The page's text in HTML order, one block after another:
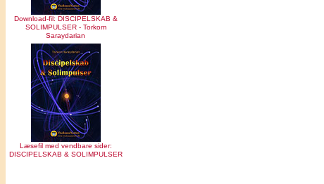
Download-fil: DISCIPELSKAB &
SOLIMPULSER - Torkom
Saraydarian
Læsefil med vendbare sider:
DISCIPELSKAB & SOLIMPULSER